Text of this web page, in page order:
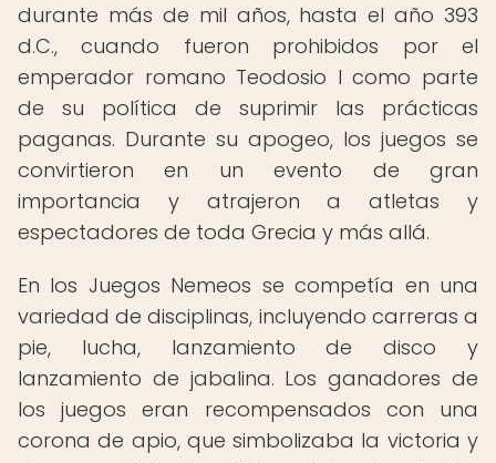
durante más de mil años, hasta el año 393
d.C., cuando fueron prohibidos por el
emperador romano Teodosio I como parte
de su política de suprimir las prácticas
paganas. Durante su apogeo, los juegos se
convirtieron en un evento de gran
importancia y atrajeron a atletas y
espectadores de toda Grecia y más allá.
En los Juegos Nemeos se competía en una
variedad de disciplinas, incluyendo carreras a
pie, lucha, lanzamiento de disco y
lanzamiento de jabalina. Los ganadores de
los juegos eran recompensados con una
corona de apio, que simbolizaba la victoria y